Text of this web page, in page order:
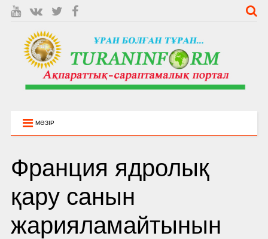
МӘЗІР
Франция ядролық
қару санын
жарияламайтынын